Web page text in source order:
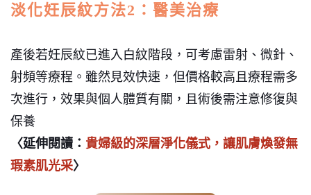
淡化妊辰紋方法2：醫美治療
產後若妊辰紋已進入白紋階段，可考慮雷射、微針、
射頻等療程。雖然見效快速，但價格較高且療程需多
次進行，效果與個人體質有關，且術後需注意修復與
保養
〈延伸閱讀： 貴婦級的深層淨化儀式，讓肌膚煥發無
瑕素肌光采〉